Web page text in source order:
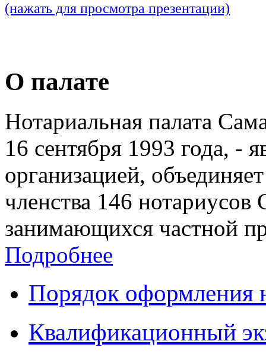
(нажать для просмотра презентации)
О палате
Нотариальная палата
16 сентября 1993 года, -
организацией,
членства 146 нотариусов
занимающихся частной
Подробнее
Порядок оформления
Квалификационный